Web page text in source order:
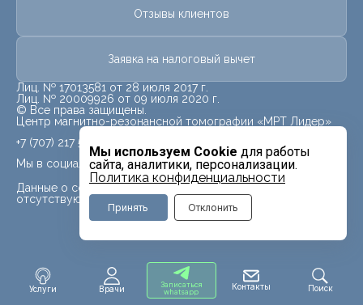
Услуги Врачи
Записаться
whatsapp
Контакты Поиск
Мы используем Cookie для работы
сайта, аналитики, персонализации.
Политика конфиденциальности
Принять Отклонить
Отзывы клиентов
Заявка на налоговый вычет
Лиц. № 17013581 от 28 июля 2017 г.
Лиц. № 20009926 от 09 июля 2020 г.
© Все права защищены.
Центр магнитно-резонансной томографии «МРТ Лидер»
Мы в социальных сетях
Данные о социальных сетях для данного филиала
отсутствуют
+7 (707) 217 5840